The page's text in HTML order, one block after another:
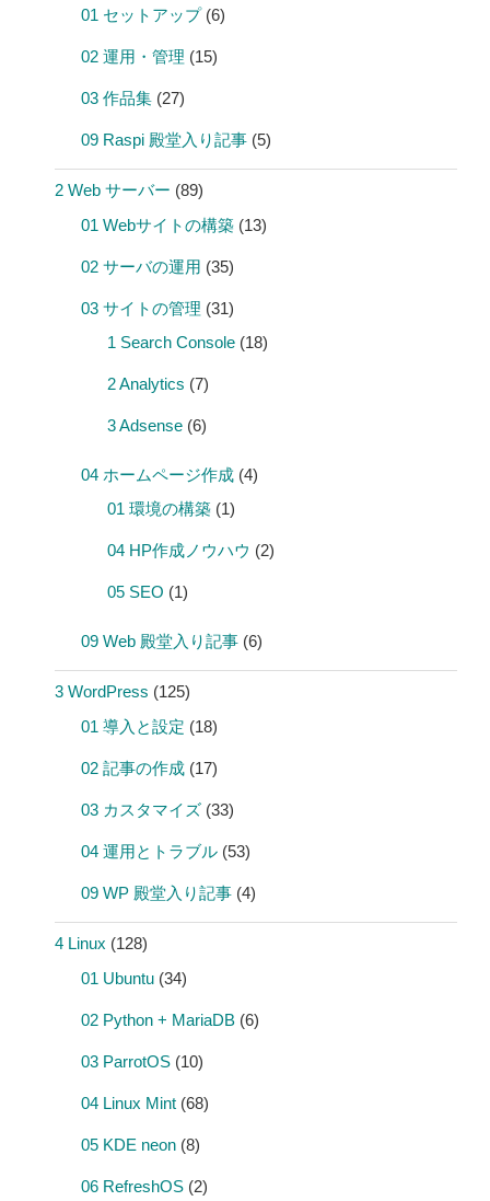
01 セットアップ(6)
02 運用・管理 (15)
03 作品集 (27)
09 Raspi 殿堂入り記事 (5)
2 Web サーバー (89)
01 Webサイトの構築 (13)
02 サーバの運用 (35)
03 サイトの管理 (31)
1 Search Console (18)
2 Analytics (7)
3 Adsense (6)
04 ホームページ作成 (4)
01 環境の構築 (1)
04 HP作成ノウハウ (2)
05 SEO (1)
09 Web 殿堂入り記事 (6)
3 WordPress (125)
01 導入と設定 (18)
02 記事の作成 (17)
03 カスタマイズ (33)
04 運用とトラブル (53)
09 WP 殿堂入り記事 (4)
4 Linux (128)
01 Ubuntu (34)
02 Python + MariaDB (6)
03 ParrotOS (10)
04 Linux Mint (68)
05 KDE neon (8)
06 RefreshOS (2)